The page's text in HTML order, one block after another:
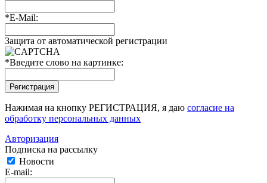
*E-Mail:
Защита от автоматической регистрации
*Введите слово на картинке:
Нажимая на кнопку РЕГИСТРАЦИЯ, я даю согласие на
обработку персональных данных
Авторизация
Подписка на рассылку
Новости
E-mail: